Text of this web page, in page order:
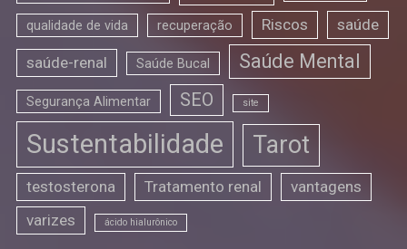
qualidade de vida recuperação Riscos saúde
saúde-renal Saúde Bucal Saúde Mental
Segurança Alimentar SEO site
Sustentabilidade Tarot
testosterona Tratamento renal
vantagens
varizes
ácido hialurônico